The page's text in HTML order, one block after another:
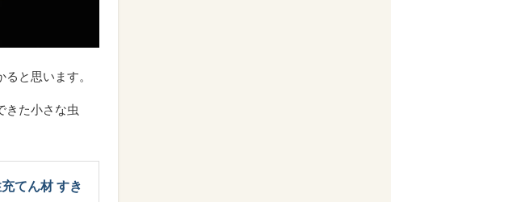
と思います。
きた小さな虫
てん材 すき